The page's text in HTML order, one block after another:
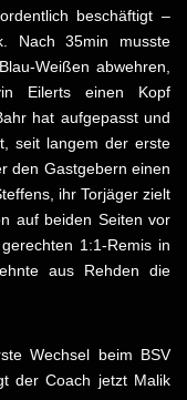
beschäftigt –
Nach 35min musste
Weißen abwehren,
Eilerts einen Kopf
hat aufgepasst und
seit langem der erste
den Gastgebern einen
ihr Torjäger zielt
auf beiden Seiten vor
1:1-Remis in
aus Rehden die
Wechsel beim BSV
der Coach jetzt Malik